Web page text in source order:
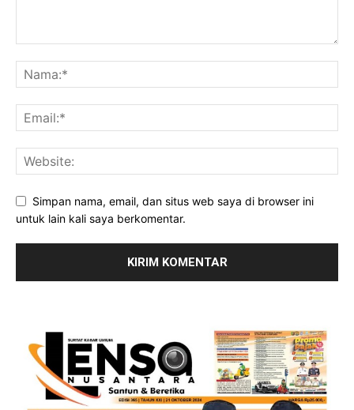
Simpan nama, email, dan situs web saya di browser ini
untuk lain kali saya berkomentar.